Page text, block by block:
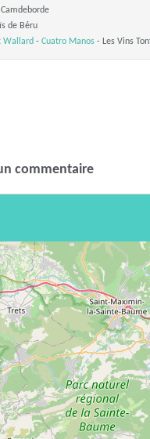
de Béru
Wallard - Cuatro Manos- Les Vins
commentaire